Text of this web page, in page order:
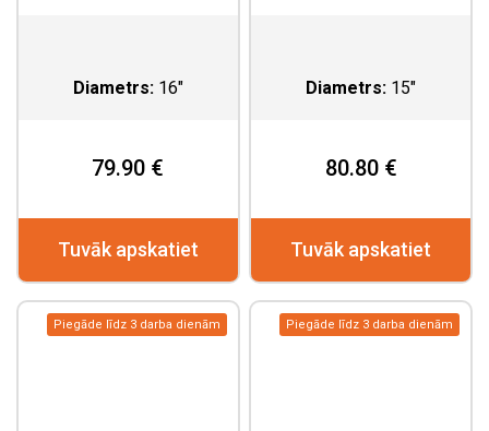
Diametrs:16"
79.90 €
Tuvāk apskatiet
Diametrs: 15"
80.80 €
Tuvāk apskatiet
Piegāde līdz 3 darba dienām Piegāde līdz 3 darba dienām